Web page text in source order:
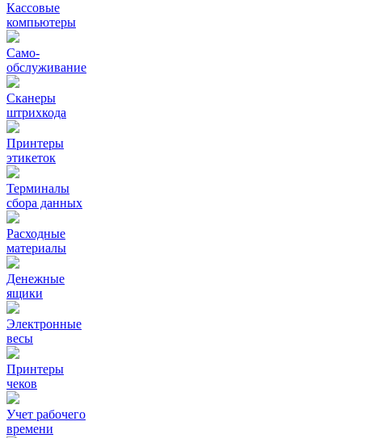
Кассовые
компьютеры
Само-
обслуживание
Сканеры
штрихкода
Принтеры
этикеток
Терминалы
сбора данных
Расходные
материалы
Денежные
ящики
Электронные
весы
Принтеры
чеков
Учет рабочего
времени